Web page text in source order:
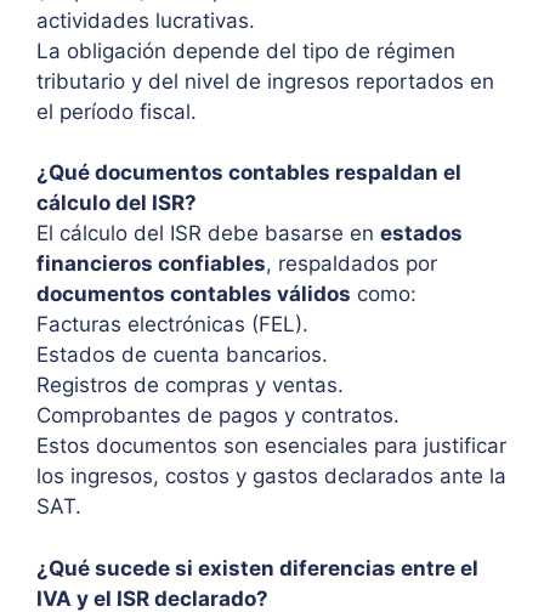
actividades lucrativas.
La obligación depende del tipo de régimen
tributario y del nivel de ingresos reportados en
el período fiscal.
¿Qué documentos contables respaldan el
cálculo del ISR?
El cálculo del ISR debe basarse en estados
financieros confiables, respaldados por
documentos contables válidos como:
Facturas electrónicas (FEL).
Estados de cuenta bancarios.
Registros de compras y ventas.
Comprobantes de pagos y contratos.
Estos documentos son esenciales para justificar
los ingresos, costos y gastos declarados ante la
SAT.
¿Qué sucede si existen diferencias entre el
IVA y el ISR declarado?